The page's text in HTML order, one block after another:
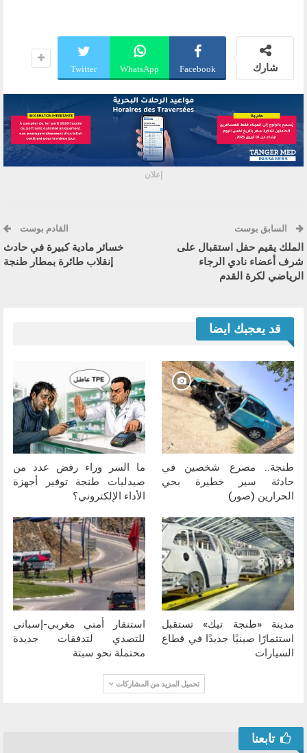
شارك Facebook
WhatsApp
Twitter
إعلان
السابق بوست
الملك يقيم حفل استقبال على
شرف أعضاء نادي الرجاء
الرياضي لكرة القدم
القادم بوست
خسائر مادية كبيرة في حادث
إنقلاب طائرة بمطار طنجة
قد يعجبك ايضا
طنجة.. مصرع شخصين في
حادثة سير خطيرة بحي
الحرارين (صور)
ما السر وراء رفض عدد من
صيدليات طنجة توفير أجهزة
الأداء الإلكتروني؟
مدينة «طنجة تيك» تستقبل
استثمارًا صينيًا جديدًا في قطاع
السيارات
استنفار أمني مغربي-إسباني
للتصدي لتدفقات جديدة
محتملة نحو سبتة
تحميل المزيد من المشاركات
تابعنا